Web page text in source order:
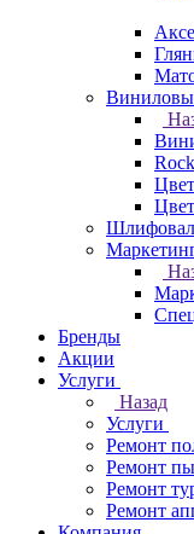
Бренды
Акции
Услуги
Назад
Услуги
Ремонт
Ремонт
Ремонт
Ремонт